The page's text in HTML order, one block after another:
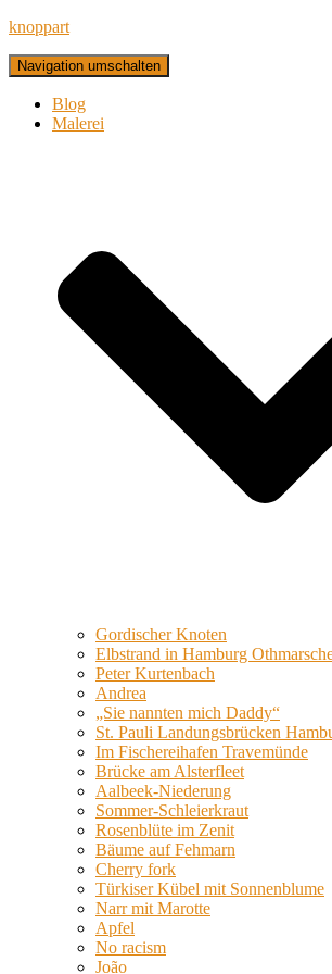
knoppart
Navigation umschalten
Blog
Malerei
Gordischer Knoten
Elbstrand in Hamburg
Peter Kurtenbach
Andrea
„Sie nannten mich Daddy“
St. Pauli Landungsbrücken
Im Fischereihafen Travemünde
Brücke am Alsterfleet
Aalbeek-Niederung
Sommer-Schleierkraut
Rosenblüte im Zenit
Bäume auf Fehmarn
Cherry fork
Türkiser Kübel mit Sonnenblume
Narr mit Marotte
Apfel
No racism
João